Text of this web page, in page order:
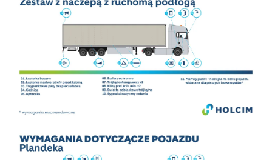
Image